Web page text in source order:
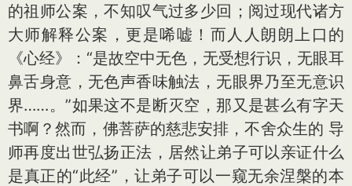
的祖师公案，不知叹气过多少回；阅过现代诸方
大师解释公案，更是唏嘘！而人人朗朗上口的
《心经》：“是故空中无色，无受想行识，无眼耳
鼻舌身意，无色声香味触法，无眼界乃至无意识
界……。”如果这不是断灭空，那又是甚么有字天
书啊？然而，佛菩萨的慈悲安排，不舍众生的 导
师再度出世弘扬正法，居然让弟子可以亲证什么
是真正的“此经”，让弟子可以一窥无余涅槃的本